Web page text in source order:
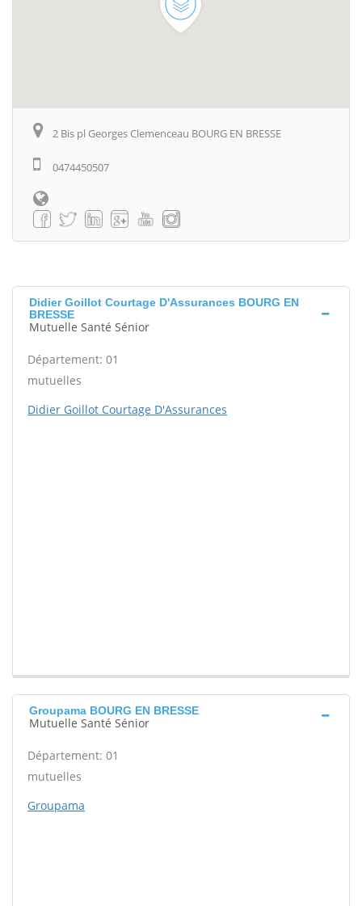
2 Bis pl Georges Clemenceau BOURG EN BRESSE
0474450507
Didier Goillot Courtage D'Assurances BOURG EN
BRESSE
Mutuelle Santé Sénior
Département: 01
mutuelles
Didier Goillot Courtage D'Assurances
Groupama BOURG EN BRESSE
Mutuelle Santé Sénior
Département: 01
mutuelles
Groupama